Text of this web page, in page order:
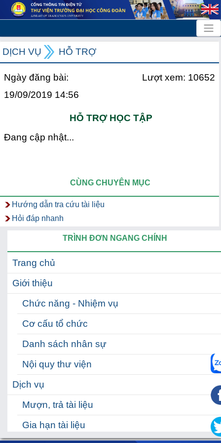
DỊCH VỤ HỖ TRỢ
Ngày đăng bài:
19/09/2019 14:56
Lượt xem: 10652
HỖ TRỢ HỌC TẬP
Đang cập nhật...
CÙNG CHUYÊN MỤC
Hướng dẫn tra cứu tài liệu
Hỏi đáp nhanh
TRÌNH ĐƠN NGANG CHÍNH
Trang chủ
Giới thiệu
Chức năng - Nhiệm vụ
Cơ cấu tổ chức
Danh sách nhân sự
Nội quy thư viện
Dịch vụ
Mượn, trả tài liệu
Gia hạn tài liệu